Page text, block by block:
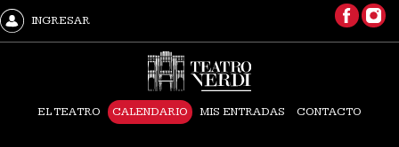
INGRESAR
EL TEATRO CALENDARIO MIS ENTRADAS CONTACTO